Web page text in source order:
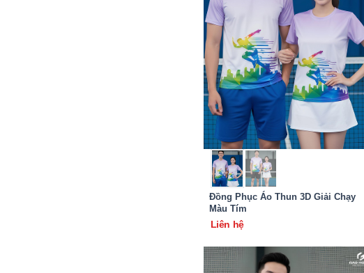
Đồng Phục Áo Thun 3D Giải Chạy
Màu Tím
Liên hệ